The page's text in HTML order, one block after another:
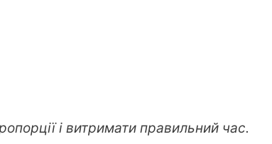
і витримати правильний час.